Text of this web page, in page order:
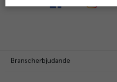
Branscherbjudande